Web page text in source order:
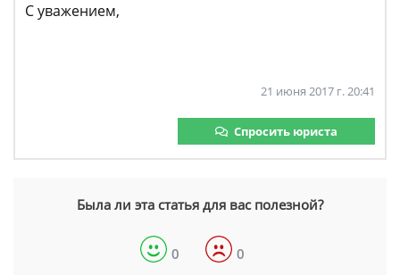
С уважением,
21 июня 2017 г. 20:41
Спросить юриста
Была ли эта статья для вас полезной?
0 0